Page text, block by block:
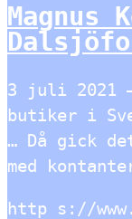
Magnus
3 juli 2021
butiker i
… Då gick
med
http s://